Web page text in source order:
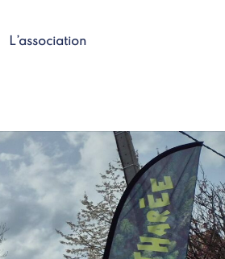
L’association